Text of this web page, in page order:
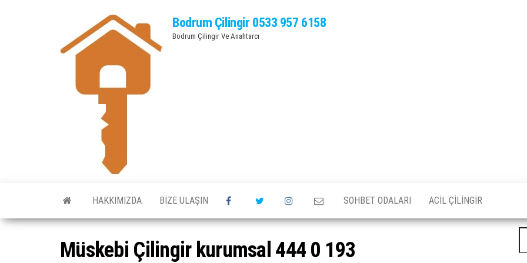
Bodrum Çilingir 0533 957 6158
Bodrum Çilingir Ve Anahtarcı
HAKKIMIZDA BIZE ULAŞIN SOHBET ODALARI ACIL ÇILINGIR
Müskebi Çilingir kurumsal 444 0 193